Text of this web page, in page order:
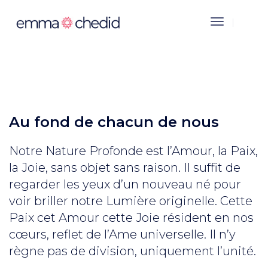
Toggle
Au fond de chacun de nous
Notre Nature Profonde est l’Amour, la Paix,
la Joie, sans objet sans raison. Il suffit de
regarder les yeux d’un nouveau né pour
voir briller notre Lumière originelle. Cette
Paix cet Amour cette Joie résident en nos
cœurs, reflet de l’Ame universelle. Il n’y
règne pas de division, uniquement l’unité.